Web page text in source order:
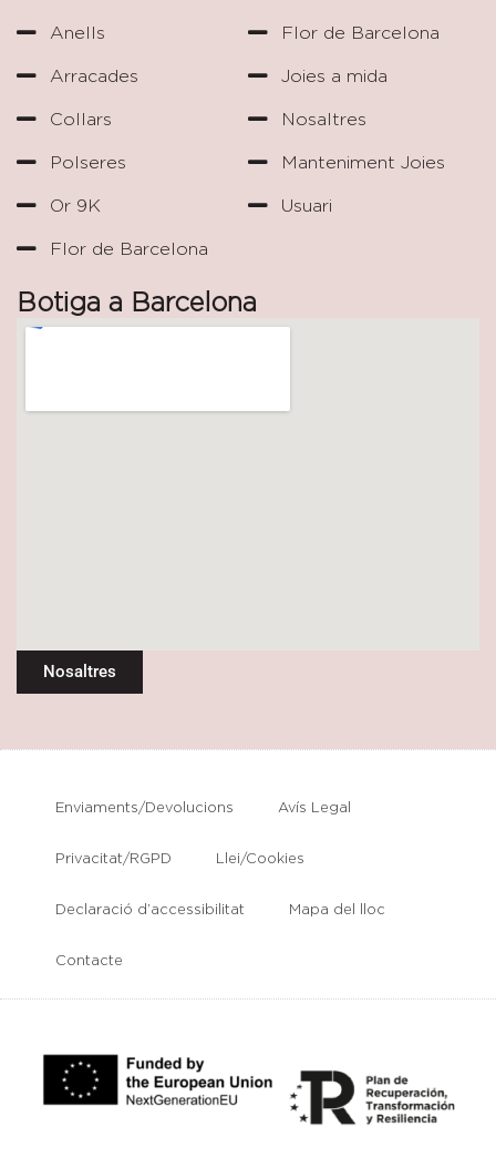
Anells
Arracades
Collars
Polseres
Or 9K
Flor de Barcelona
Flor de Barcelona
Joies a mida
Nosaltres
Manteniment Joies
Usuari
Botiga a Barcelona
Nosaltres
Enviaments/Devolucions Avís Legal
Privacitat/RGPD Llei/Cookies
Declaració d’accessibilitat Mapa del lloc
Contacte